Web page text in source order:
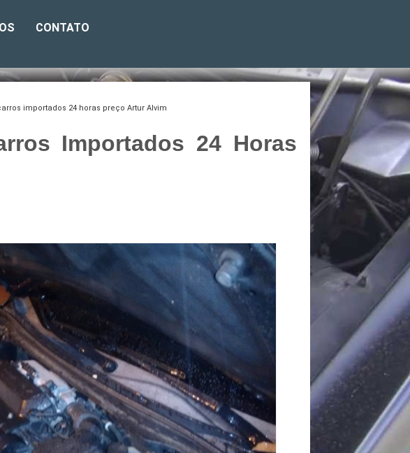
CONTATO
importados 24 horas preço Artur Alvim
Importados 24 Horas